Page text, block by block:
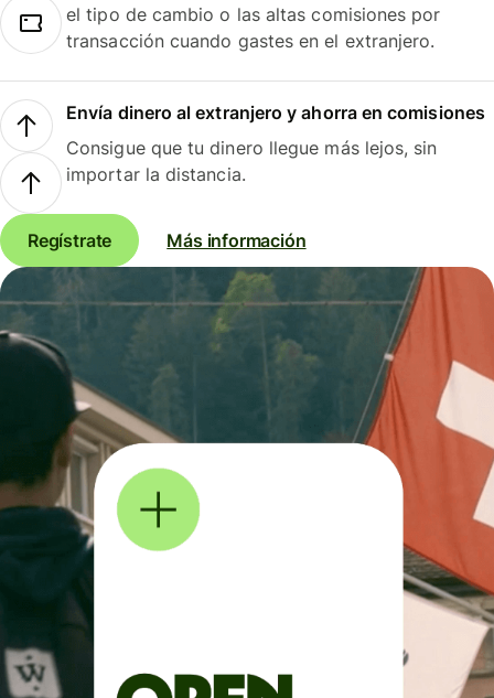
el tipo de cambio o las altas comisiones por
transacción cuando gastes en el extranjero.
Envía dinero al extranjero y ahorra en comisiones
Consigue que tu dinero llegue más lejos, sin
importar la distancia.
Regístrate Más información